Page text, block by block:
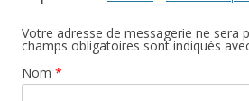
Votre adresse de messagerie ne sera
champs obligatoires sont indiqués
Nom *